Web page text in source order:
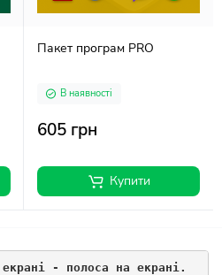
Пакет програм PRO
В наявності
605 грн
Купити
екрані - полоса на екрані.